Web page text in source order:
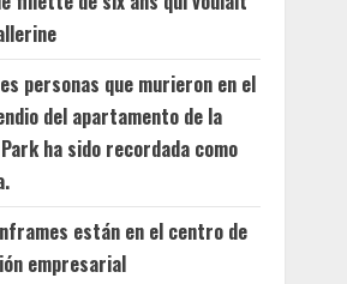
personas que murieron en el
del apartamento de la
ha sido recordada como
están en el centro de
empresarial